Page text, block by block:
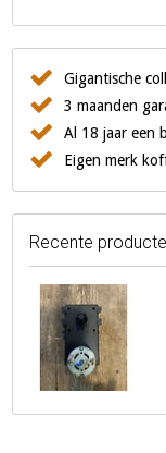
Gigantische
3 maanden
Al 18 jaar een
Eigen merk
Recente